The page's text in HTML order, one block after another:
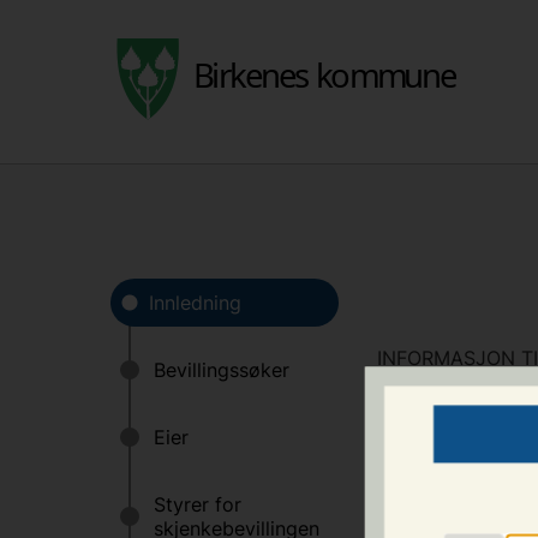
INFORMASJON
Definisjon av
Bevillingssøker
person eller en